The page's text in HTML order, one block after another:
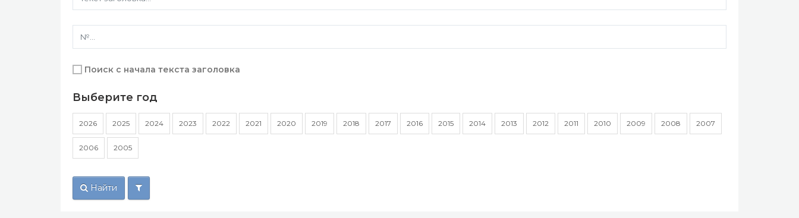
Поиск с начала текста заголовка
Выберите год
2026 2025 2024 2023 2022 2021 2020 2019 2018 2017 2016 2015 2014 2013 2012 2011 2010 2009 2008 2007
2006 2005
Найти